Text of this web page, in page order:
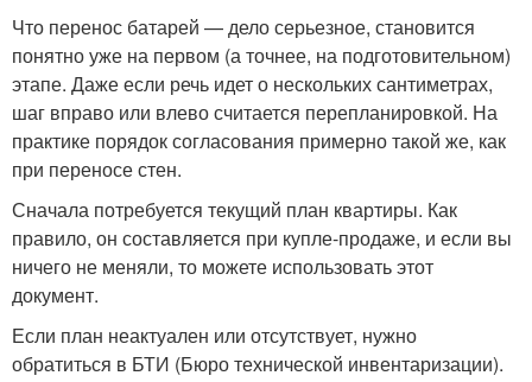
Что перенос батарей — дело серьезное, становится
понятно уже на первом (а точнее, на подготовительном)
этапе. Даже если речь идет о нескольких сантиметрах,
шаг вправо или влево считается перепланировкой. На
практике порядок согласования примерно такой же, как
при переносе стен.
Сначала потребуется текущий план квартиры. Как
правило, он составляется при купле-продаже, и если вы
ничего не меняли, то можете использовать этот
документ.
Если план неактуален или отсутствует, нужно
обратиться в БТИ (Бюро технической инвентаризации).